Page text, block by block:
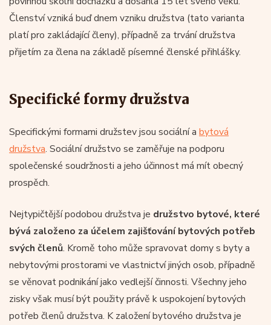
Členství vzniká buď dnem vzniku družstva (tato varianta
platí pro zakládající členy), případně za trvání družstva
přijetím za člena na základě písemné členské přihlášky.
Specifické formy družstva
Specifickými formami družstev jsou sociální a bytová
družstva. Sociální družstvo se zaměřuje na podporu
společenské soudržnosti a jeho účinnost má mít obecný
prospěch.
Nejtypičtější podobou družstva je družstvo bytové, které
bývá založeno za účelem zajišťování bytových potřeb
svých členů. Kromě toho může spravovat domy s byty a
nebytovými prostorami ve vlastnictví jiných osob, případně
se věnovat podnikání jako vedlejší činnosti. Všechny jeho
zisky však musí být použity právě k uspokojení bytových
potřeb členů družstva. K založení bytového družstva je